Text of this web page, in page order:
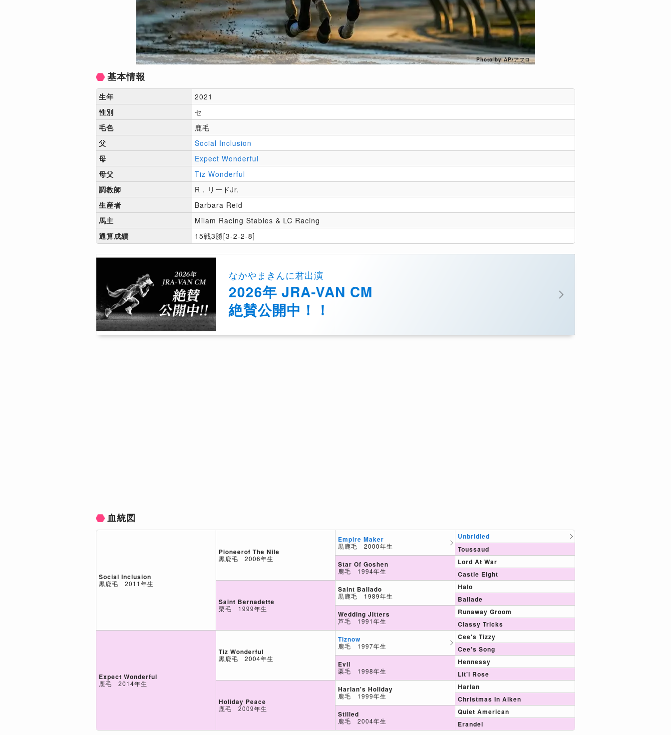
Photo by AP/アフロ
基本情報
生年
2021
性別
セ
毛色
鹿毛
父
Social Inclusion
母
Expect Wonderful
母父
Tiz Wonderful
調教師
R．リードJr.
生産者
Barbara Reid
馬主
Milam Racing Stables & LC Racing
通算成績
15戦3勝[3-2-2-8]
なかやまきんに君出演
2026年 JRA-VAN CM
絶賛公開中！！
血統図
Social Inclusion
黒鹿毛 2011年生
Expect Wonderful
鹿毛 2014年生
Pioneerof The Nile
黒鹿毛 2006年生
Saint Bernadette
栗毛 1999年生
Tiz Wonderful
黒鹿毛 2004年生
Holiday Peace
鹿毛 2009年生
Empire Maker
黒鹿毛 2000年生
Star Of Goshen
鹿毛 1994年生
Saint Ballado
黒鹿毛 1989年生
Wedding Jitters
芦毛 1991年生
Tiznow
鹿毛 1997年生
Evil
栗毛 1998年生
Harlan's Holiday
鹿毛 1999年生
Stilled
鹿毛 2004年生
Unbridled
Toussaud
Lord At War
Castle Eight
Halo
Ballade
Runaway Groom
Classy Tricks
Cee's Tizzy
Cee's Song
Hennessy
Lit'l Rose
Harlan
Christmas In Aiken
Quiet American
Erandel